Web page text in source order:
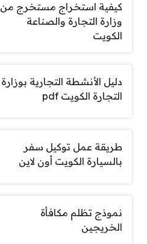
كيفية استخراج مستخرج من
وزارة التجارة والصناعة
الكويت
دليل الأنشطة التجارية بوزارة
التجارة الكويت pdf
طريقة عمل توكيل سفر
بالسيارة الكويت أون لاين
نموذج تظلم مكافأة
الخريجين